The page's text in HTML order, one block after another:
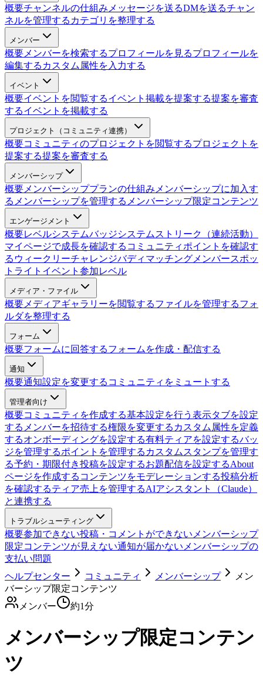
概要チャンネルの仕組み メッセージを送るDMを送るチャン
ネルを管理する カテゴリを整理する
メンバー
概要 メンバーを検索するプロフィールを見るプロフィールを
編集する カスタム属性を入力する
イベント
概要イベントを閲覧するイベント掲載を提案する提案を審査
するイベントを掲載する
プロジェクト（コミュニティ連携）
概要コミュニティのプロジェクトを閲覧するプロジェクトを
提案する提案を審査する
メンバーシップ
概要 メンバーシッププランの仕組み メンバーシップに加入す
る メンバーシップを管理する メンバーシップ限定コンテンツ
エンゲージメント
概要レベルシステムバッジシステム ストリーク（連続活動）
マイページで成長を確認する コミュニティポイントを確認す
る ウィークリーチャレンジバディマッチング メンバースポッ
トライト イベント参加レベル
メディア・ファイル
概要 メディアギャラリーを閲覧するファイルを管理するフォ
ルダを整理する
フォーム
概要フォームに回答するフォームを作成・配信する
通知
概要通知設定を変更する コミュニティをミュートする
管理者向け
概要コミュニティを作成する基本設定を行う 表示タブを設定
する メンバーを招待する権限を変更する カスタム属性を定義
するオンボーディングを設定する有料ティアを設定するバッ
ジを管理するポイントを管理する カスタムスタンプを管理す
る予約・期限付き投稿を設定するお題配信を設定するAbout
ページを作成する コンテンツをモデレーションする投稿分析
を確認するティア売上を管理するAIアシスタント（Claude）
と連携する
トラブルシューティング
概要参加できない投稿・コメントができない メンバーシップ
限定コンテンツが見えない通知が届かない メンバーシップの
支払い問題
ヘルプセンター
コミュニティ メンバーシップ
メン
バーシップ限定コンテンツ
メンバー
約1分
メンバーシップ限定コンテン
ツ